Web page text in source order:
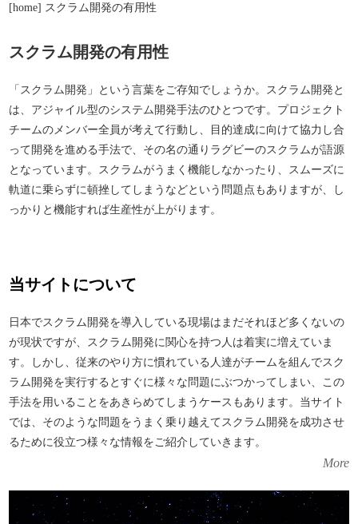
[home] スクラム開発の有用性
スクラム開発の有用性
「スクラム開発」という言葉をご存知でしょうか。スクラム開発と
は、アジャイル型のシステム開発手法のひとつです。プロジェクト
チームのメンバー全員が考えて行動し、目的達成に向けて協力し合
って開発を進める手法で、その名の通りラグビーのスクラムが語源
となっています。スクラムがうまく機能しなかったり、スムーズに
軌道に乗らずに頓挫してしまうなどという問題点もありますが、し
っかりと機能すれば生産性が上がります。
当サイトについて
日本でスクラム開発を導入している現場はまだそれほど多くないの
が現状ですが、スクラム開発に関心を持つ人は着実に増えていま
す。しかし、従来のやり方に慣れている人達がチームを組んでスク
ラム開発を実行するとすぐに様々な問題にぶつかってしまい、この
手法を用いることをあきらめてしまうケースもあります。当サイト
では、そのような問題をうまく乗り越えてスクラム開発を成功させ
るために役立つ様々な情報をご紹介していきます。
More